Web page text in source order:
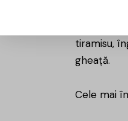
Aroma
tiramisu,
gheață.
Cele mai